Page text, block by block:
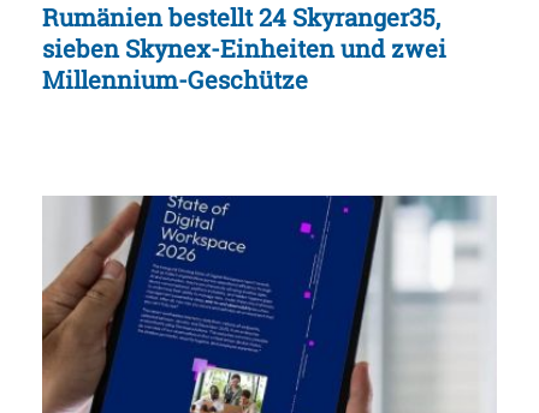
Rumänien bestellt 24 Skyranger35,
sieben Skynex-Einheiten und zwei
Millennium-Geschütze